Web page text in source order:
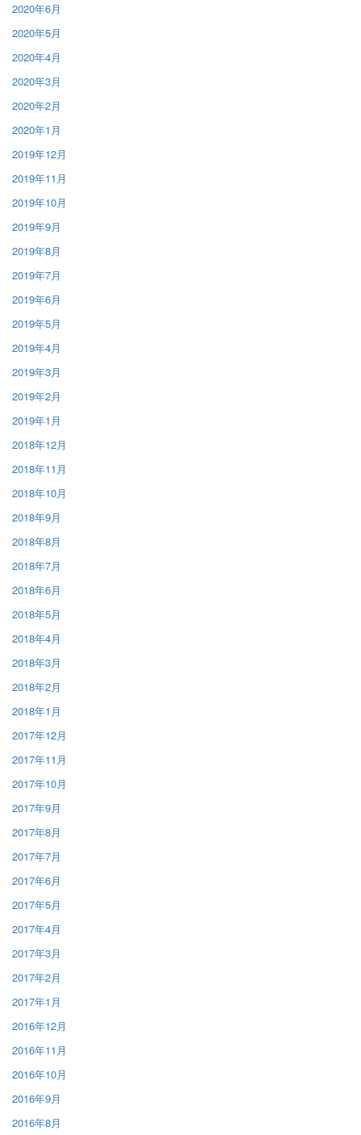
2020年6月
2020年5月
2020年4月
2020年3月
2020年2月
2020年1月
2019年12月
2019年11月
2019年10月
2019年9月
2019年8月
2019年7月
2019年6月
2019年5月
2019年4月
2019年3月
2019年2月
2019年1月
2018年12月
2018年11月
2018年10月
2018年9月
2018年8月
2018年7月
2018年6月
2018年5月
2018年4月
2018年3月
2018年2月
2018年1月
2017年12月
2017年11月
2017年10月
2017年9月
2017年8月
2017年7月
2017年6月
2017年5月
2017年4月
2017年3月
2017年2月
2017年1月
2016年12月
2016年11月
2016年10月
2016年9月
2016年8月